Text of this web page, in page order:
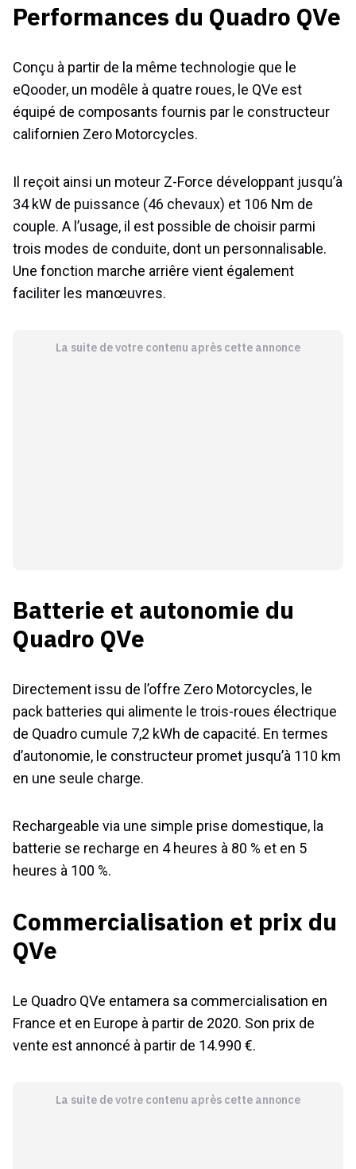
Performances du Quadro QVe
Conçu à partir de la même technologie que le
eQooder, un modêle à quatre roues, le QVe est
équipé de composants fournis par le constructeur
californien Zero Motorcycles.
Il reçoit ainsi un moteur Z-Force développant jusqu’à
34 kW de puissance (46 chevaux) et 106 Nm de
couple. A l’usage, il est possible de choisir parmi
trois modes de conduite, dont un personnalisable.
Une fonction marche arriêre vient également
faciliter les manœuvres.
La suite de votre contenu après cette annonce
Batterie et autonomie du
Quadro QVe
Directement issu de l’offre Zero Motorcycles, le
pack batteries qui alimente le trois-roues électrique
de Quadro cumule 7,2 kWh de capacité. En termes
d’autonomie, le constructeur promet jusqu’à 110 km
en une seule charge.
Rechargeable via une simple prise domestique, la
batterie se recharge en 4 heures à 80 % et en 5
heures à 100 %.
Commercialisation et prix du
QVe
Le Quadro QVe entamera sa commercialisation en
France et en Europe à partir de 2020. Son prix de
vente est annoncé à partir de 14.990 €.
La suite de votre contenu après cette annonce